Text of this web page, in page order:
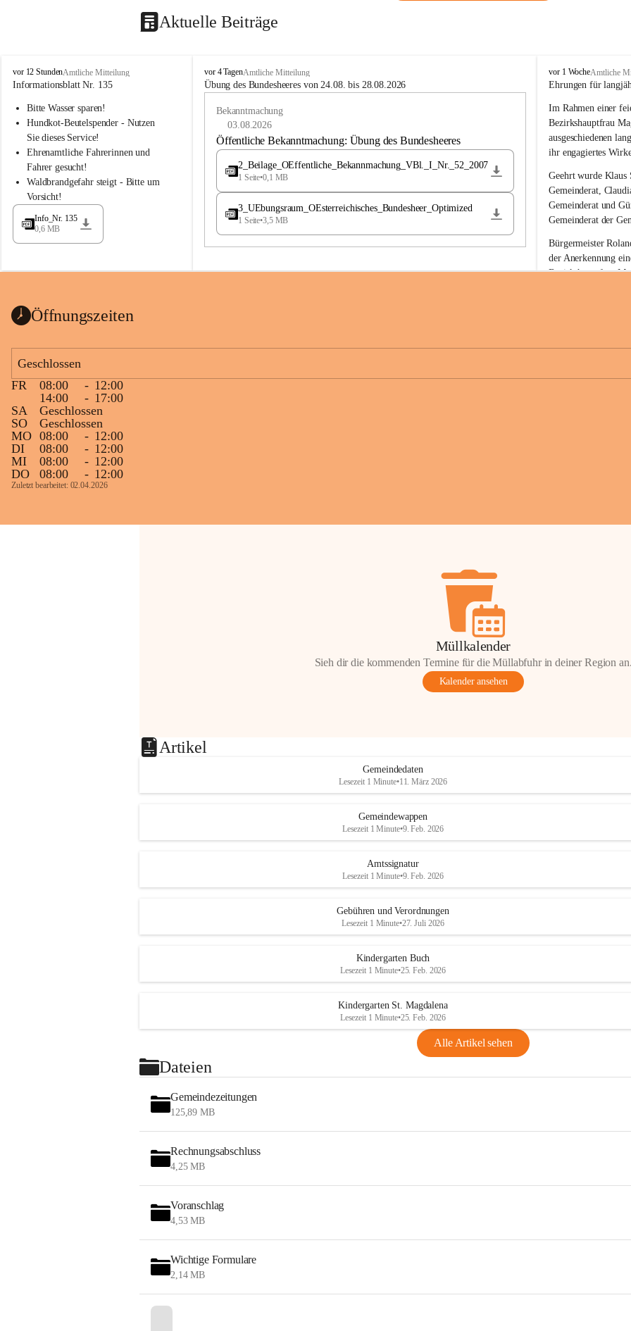
Aktuelle Beiträge
B
u
h
a
d
l
a
vor 12 StundenAmtliche Mitteilung
Informationsblatt Nr. 135
Bitte Wasser sparen!
Hundkot-Beutelspender - Nutzen
Sie dieses Service!
Ehrenamtliche Fahrerinnen und
Fahrer gesucht!
Waldbrandgefahr steigt - Bitte um
Vorsicht!
Info_Nr. 135
0,6 MB
B
u
e
a
vor 4 TagenAmtliche Mitteilung
Übung des Bundesheeres von 24.08. bis 28.08.2026
Bekanntmachung
03.08.2026
Öffentliche Bekanntmachung: Übung des Bundesheeres
2_Beilage_OEffentliche_Bekannmachung_VBl._I_Nr._52_2007
1 Seite•0,1 MB
3_UEbungsraum_OEsterreichisches_Bundesheer_Optimized
1 Seite•3,5 MB
B
u
h
-
S
t
M
a
g
d
a
l
e
n
a
vor 1 WocheAmtliche
Ehrungen für
Im Rahmen einer
Bezirkshauptfrau
ausgeschiedenen
ihr engagiertes
Geehrt wurde Klaus
Gemeinderat,
Gemeinderat und
Gemeinderat der
Bürgermeister
der Anerkennung
Bezirkshauptfrau
Öffnungszeiten
Geschlossen
FR
08:00 - 12:00
14:00
- 17:00
SA
Geschlossen
SO
Geschlossen
MO 08:00 - 12:00
DI
08:00 - 12:00
MI
08:00 - 12:00
DO
08:00 - 12:00
Zuletzt bearbeitet: 02.04.2026
Müllkalender
Sieh dir die kommenden Termine für die Müllabfuhr in deiner Region an.
Kalender ansehen
Artikel
Gemeindedaten
Lesezeit 1 Minute•11. März 2026
Gemeindewappen
Lesezeit 1 Minute•9. Feb. 2026
Amtssignatur
Lesezeit 1 Minute•9. Feb. 2026
Gebühren und Verordnungen
Lesezeit 1 Minute•27. Juli 2026
Kindergarten Buch
Lesezeit 1 Minute•25. Feb. 2026
Kindergarten St. Magdalena
Lesezeit 1 Minute•25. Feb. 2026
Alle Artikel sehen
Dateien
Gemeindezeitungen
125,89 MB
Rechnungsabschluss
4,25 MB
Voranschlag
4,53 MB
Wichtige Formulare
2,14 MB